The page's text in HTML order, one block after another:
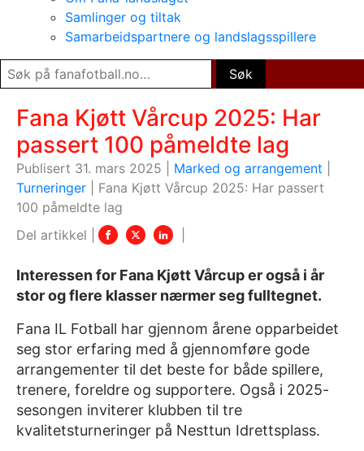
Samlinger og tiltak
Samarbeidspartnere og landslagsspillere
Fana Kjøtt Vårcup 2025: Har
passert 100 påmeldte lag
Publisert 31. mars 2025 | Marked og arrangement
Turneringer
Fana Kjøtt Vårcup 2025: Har passert
100 påmeldte lag
Interessen for Fana Kjøtt Vårcup er også i år
stor og flere klasser nærmer seg fulltegnet.
Fana IL Fotball har gjennom årene opparbeidet
seg stor erfaring med å gjennomføre gode
arrangementer til det beste for både spillere,
trenere, foreldre og supportere. Også i 2025-
sesongen inviterer klubben til tre
kvalitetsturneringer på Nesttun Idrettsplass.